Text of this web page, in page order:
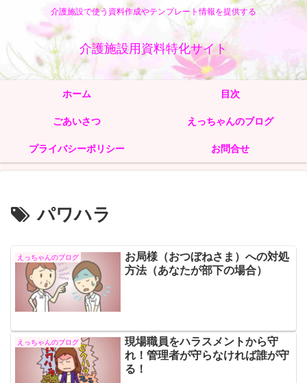
介護施設で使う資料作成やテンプレート情報を提供する
介護施設用資料特化サイト
ホーム 目次
ごあいさつ えっちゃんのブログ
プライバシーポリシー お問合せ
パワハラ
えっちゃんのブログ
お局様（おつぼねさま）への対処
方法（あなたが部下の場合）
えっちゃんのブログ
現場職員をハラスメントから守
れ！管理者が守らなければ誰が守
る！